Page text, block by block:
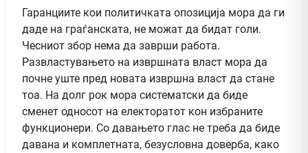
Гаранциите кои политичката опозиција мора да ги
даде на граѓанската, не можат да бидат голи.
Чесниот збор нема да заврши работа.
Развластувањето на извршната власт мора да
почне уште пред новата извршна власт да стане
тоа. На долг рок мора систематски да биде
сменет односот на електоратот кон избраните
функционери. Со давањето глас не треба да биде
давана и комплетната, безусловна доверба, како